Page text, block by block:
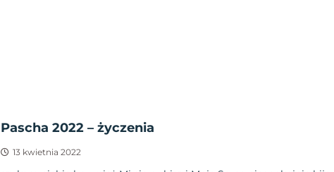
Pascha 2022 – życzenia
13 kwietnia 2022